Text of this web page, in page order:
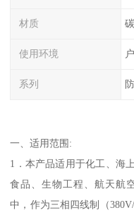
材质
使用环境
系列
一、适用范围:
1．本产品适用于化工、海
食品、生物工程、航天航
中，作为三相四线制（